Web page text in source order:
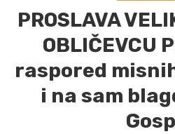
PROSLAVA
OBLIČEVCU
raspored
i na sam